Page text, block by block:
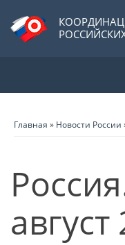
Главная » Новости России
август